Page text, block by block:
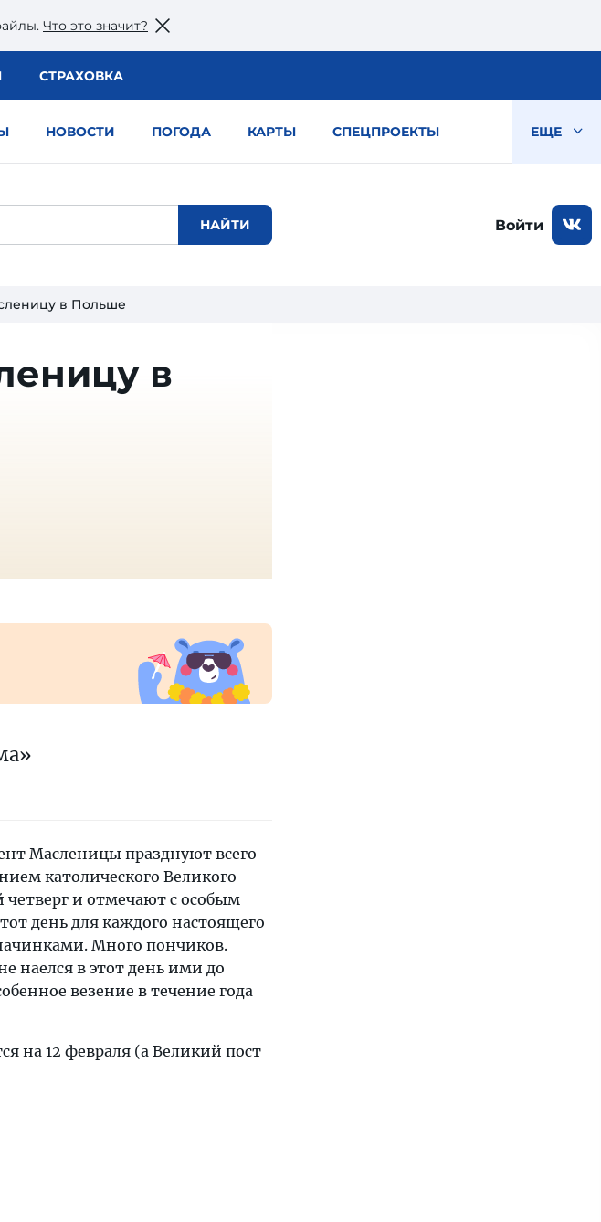
Что это значит?
СТРАХОВКА
НОВОСТИ ПОГОДА КАРТЫ СПЕЦПРОЕКТЫ ЕЩЕ
Войти
в Польше
в
Масленицы празднуют всего
католического Великого
и отмечают с особым
день для каждого настоящего
Много пончиков.
наелся в этот день ими до
везение в течение года
на 12 февраля (а Великий пост